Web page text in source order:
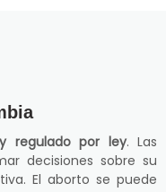
regulado por ley. Las
decisiones sobre su
El aborto se puede